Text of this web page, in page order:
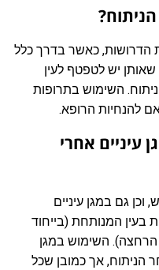
הדרושות, כאשר בדרך כלל
יש לטפטף לעין
השימוש בתרופות
להנחיות הרופא.
אחרי
גם במגן עיניים
בעין המנותחת (בייחוד
הרחצה). השימוש במגן
הניתוח, אך כמובן שכל